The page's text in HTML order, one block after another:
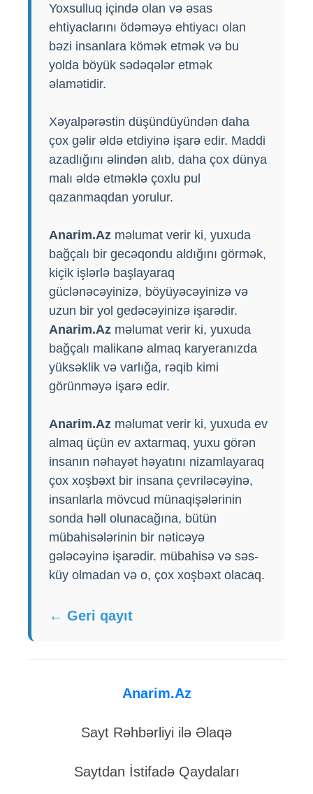
Yoxsulluq içində olan və əsas
ehtiyaclarını ödəməyə ehtiyacı olan
bəzi insanlara kömək etmək və bu
yolda böyük sədəqələr etmək
əlamətidir.
Xəyalpərəstin düşündüyündən daha
çox gəlir əldə etdiyinə işarə edir. Maddi
azadlığını əlindən alıb, daha çox dünya
malı əldə etməklə çoxlu pul
qazanmaqdan yorulur.
Anarim.Az məlumat verir ki, yuxuda
bağçalı bir gecəqondu aldığını görmək,
kiçik işlərlə başlayaraq
güclənəcəyinizə, böyüyəcəyinizə və
uzun bir yol gedəcəyinizə işarədir.
Anarim.Az məlumat verir ki, yuxuda
bağçalı malikanə almaq karyeranızda
yüksəklik və varlığa, rəqib kimi
görünməyə işarə edir.
Anarim.Az məlumat verir ki, yuxuda ev
almaq üçün ev axtarmaq, yuxu görən
insanın nəhayət həyatını nizamlayaraq
çox xoşbəxt bir insana çevriləcəyinə,
insanlarla mövcud münaqişələrinin
sonda həll olunacağına, bütün
mübahisələrinin bir nəticəyə
gələcəyinə işarədir. mübahisə və səs-
küy olmadan və o, çox xoşbəxt olacaq.
← Geri qayıt
Anarim.Az
Sayt Rəhbərliyi ilə Əlaqə
Saytdan İstifadə Qaydaları